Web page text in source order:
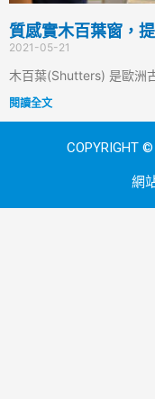
質感實木百葉窗，
2021-05-21
木百葉(Shutters) 是歐洲
閱讀全文
COPYRIGHT
網